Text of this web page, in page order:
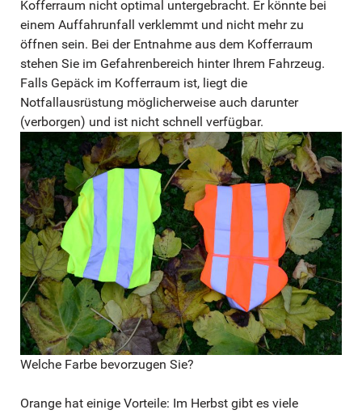
Kofferraum nicht optimal untergebracht. Er könnte bei
einem Auffahrunfall verklemmt und nicht mehr zu
öffnen sein. Bei der Entnahme aus dem Kofferraum
stehen Sie im Gefahrenbereich hinter Ihrem Fahrzeug.
Falls Gepäck im Kofferraum ist, liegt die
Notfallausrüstung möglicherweise auch darunter
(verborgen) und ist nicht schnell verfügbar.
Welche Farbe bevorzugen Sie?
Orange hat einige Vorteile: Im Herbst gibt es viele